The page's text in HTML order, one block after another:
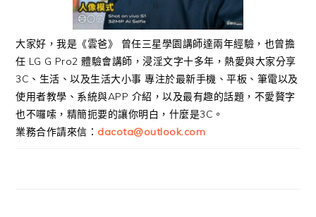
大家好，我是《雲爸》 曾任三星學園講師達兩年經驗，也曾擔
任 LG G Pro2 體驗會講師，浸淫文字十多年，熱愛與大家分享
3C、生活、以及生活大小事 專注於最新手機、平板、筆電以及
使用者教學、系統與APP 介紹，以及最有趣的話題，不愛贅字
也不囉嗦，精簡扼要的讓你明白，什麼是3C。
業務合作請來信： dacota@outlook.com